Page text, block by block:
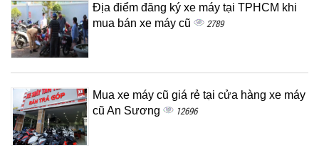
Địa điểm đăng ký xe máy tại TPHCM khi
mua bán xe máy cũ
2789
Mua xe máy cũ giá rẻ tại cửa hàng xe máy
cũ An Sương
12696